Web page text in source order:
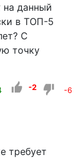
на данный
в ТОП-5
С
точку
-2 -6
требует